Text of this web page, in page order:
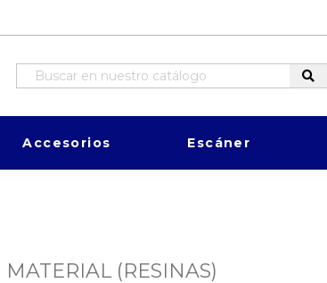
Accesorios Escáner
MATERIAL (RESINAS)